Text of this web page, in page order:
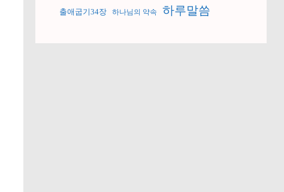
출애굽기34장 하나님의 약속 하루말씀